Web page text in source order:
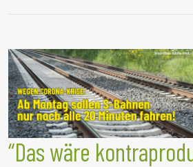
“Das wäre